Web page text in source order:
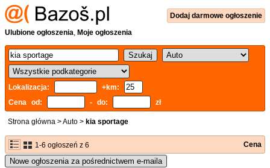
Dodaj darmowe ogłoszenie
Ulubione ogłoszenia, Moje ogłoszenia
Lokalizacja:
+km:
Cena od:
- do: zł
Strona główna >Auto > kia sportage
1-6 ogłoszeń z 6 Cena
Nowe ogłoszenia za pośrednictwem e-maila